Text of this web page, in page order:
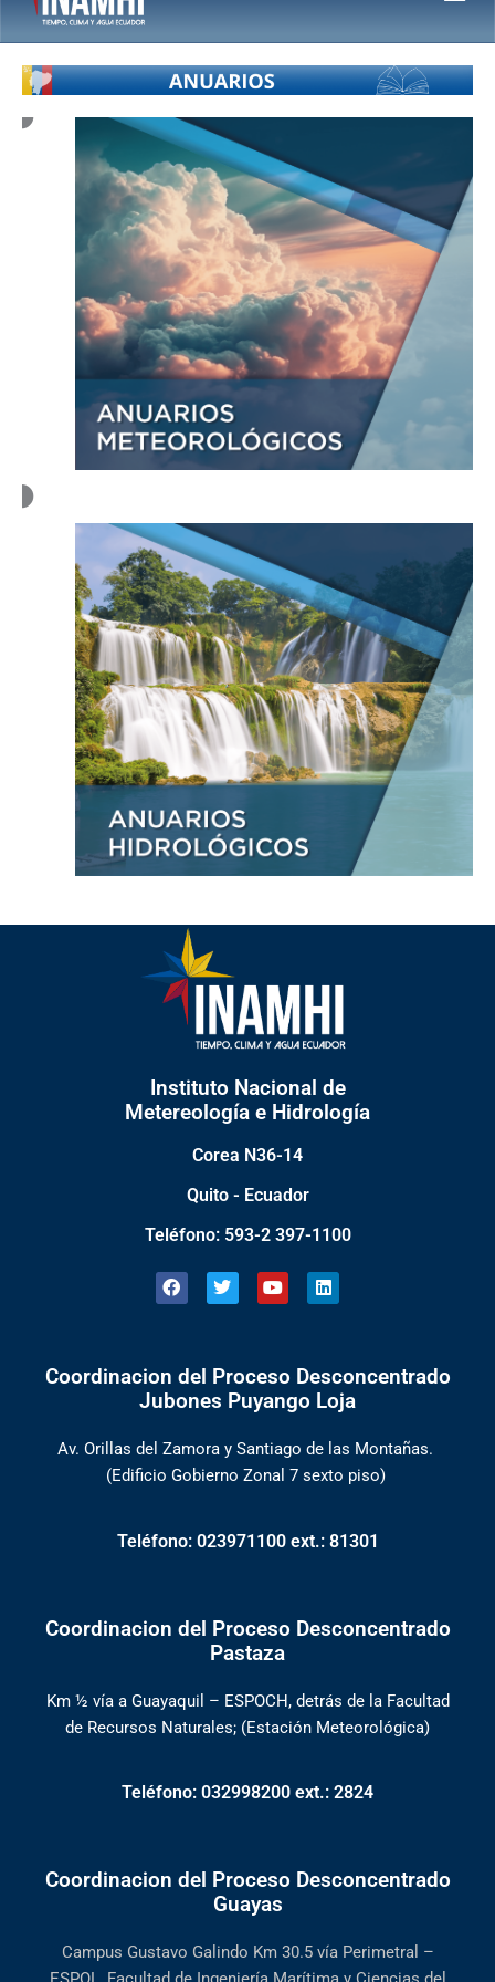
Instituto Nacional de
Metereología e Hidrología
Corea N36-14
Quito - Ecuador
Teléfono: 593-2 397-1100
F
a
c
o
k
T
w
i
r
Y
o
u
e
L
i
n
i
n
Coordinacion del Proceso Desconcentrado
Guayas
Campus Gustavo Galindo Km 30.5 vía Perimetral –
Coordinacion del Proceso Desconcentrado
Pastaza
Km ½ vía a Guayaquil – ESPOCH, detrás de la Facultad
de Recursos Naturales; (Estación Meteorológica)
Teléfono: 032998200 ext.: 2824
Coordinacion del Proceso Desconcentrado
Jubones Puyango Loja
Av. Orillas del Zamora y Santiago de las Montañas.
(Edificio Gobierno Zonal 7 sexto piso)
Teléfono: 023971100 ext.: 81301